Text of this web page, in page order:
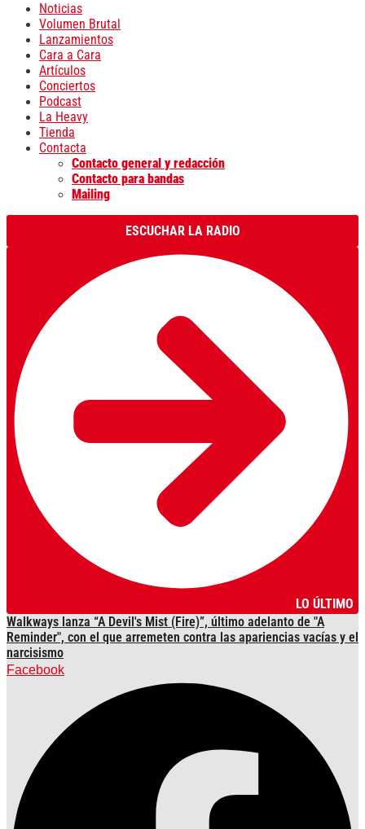
Noticias
Volumen Brutal
Lanzamientos
Cara a Cara
Artículos
Conciertos
Podcast
La Heavy
Tienda
Contacta
Contacto general y redacción
Contacto para bandas
Mailing
ESCUCHAR LA RADIO
LO ÚLTIMO
Walkways lanza “A Devil's Mist (Fire)”, último adelanto de "A
Reminder", con el que arremeten contra las apariencias vacías y el
narcisismo
Facebook